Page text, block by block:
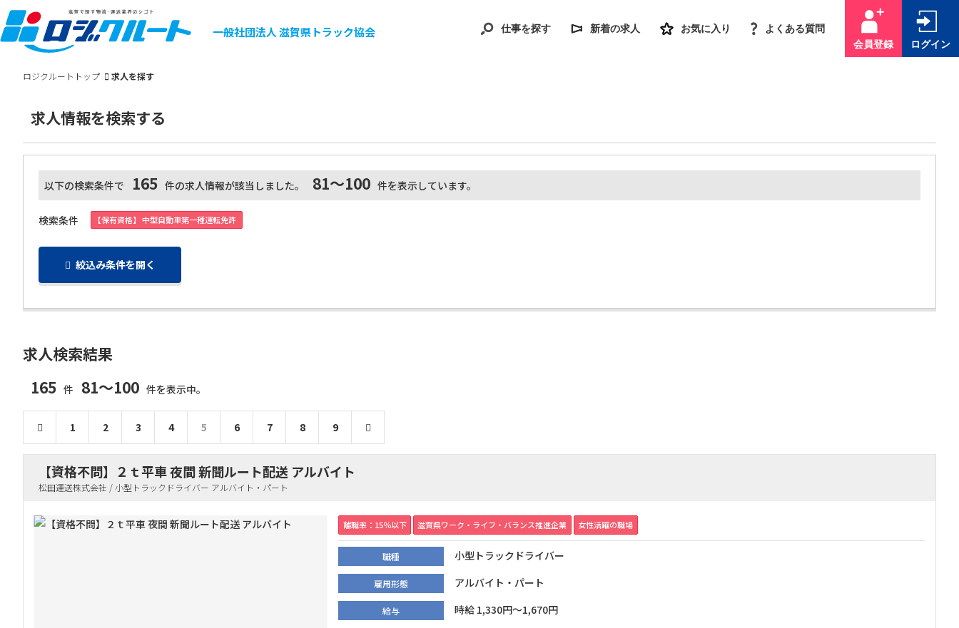
一般社団法人 滋賀県トラック協会 仕事を探す 新着の求人 お気に入り
よくある質問
会員登録
ログイン
ロジクルートトップ 求人を探す
求人情報を検索する
以下の検索条件で 165 件の求人情報が該当しました。 81～100 件を表示しています。
検索条件 【保有資格】 中型自動車第一種運転免許
絞込み条件を開く
求人検索結果
165 件 81～100 件を表示中。
1 2 3 4 5 6 7 8 9
【資格不問】２ｔ平車 夜間 新聞ルート配送 アルバイト
松田運送株式会社 / 小型トラックドライバー アルバイト・パート
離職率：15％以下 滋賀県ワーク・ライフ・バランス推進企業 女性活躍の職場
職種 小型トラックドライバー
雇用形態 アルバイト・パート
給与 時給 1,330円～1,670円